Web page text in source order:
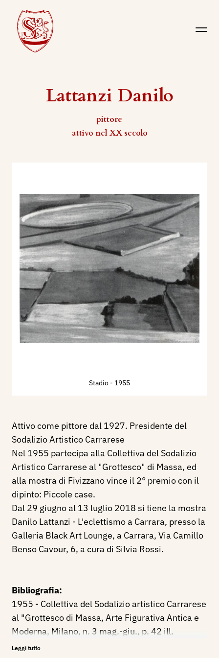
Lattanzi Danilo
pittore
attivo nel XX secolo
Stadio - 1955
Attivo come pittore dal 1927. Presidente del
Sodalizio Artistico Carrarese
Nel 1955 partecipa alla Collettiva del Sodalizio
Artistico Carrarese al "Grottesco" di Massa, ed
alla mostra di Fivizzano vince il 2° premio con il
dipinto: Piccole case.
Dal 29 giugno al 13 luglio 2018 si tiene la mostra
Danilo Lattanzi - L'eclettismo a Carrara, presso la
Galleria Black Art Lounge, a Carrara, Via Camillo
Benso Cavour, 6, a cura di Silvia Rossi.
Bibliografia:
1955 - Collettiva del Sodalizio artistico Carrarese
al "Grottesco di Massa, Arte Figurativa Antica e
Moderna, Milano, n. 3 mag.-giu., p. 42 ill.
1955 - Mario Cagetti, La mostra di Fivizzano del
Leggi tutto